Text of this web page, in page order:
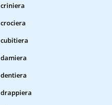
criniera
crociera
cubitiera
damiera
dentiera
drappiera